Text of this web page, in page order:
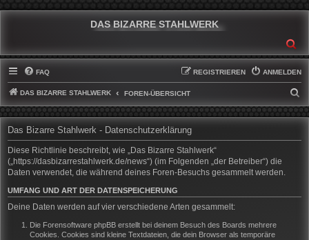
DAS BIZARRE STAHLWERK
FAQ ANMELDEN
REGISTRIEREN
DAS BIZARRE STAHLWERK FOREN-ÜBERSICHT
U
H
Das Bizarre Stahlwerk - Datenschutzerklärung
Diese Richtlinie beschreibt, wie „Das Bizarre Stahlwerk“
(„https://dasbizarrestahlwerk.de/news“) (im Folgenden „der Betreiber“) die
Daten verwendet, die während deines Foren-Besuchs gesammelt werden.
UMFANG UND ART DER DATENSPEICHERUNG
Deine Daten werden auf vier verschiedene Arten gesammelt:
Die Forensoftware phpBB erstellt bei deinem Besuch des Boards mehrere
Cookies. Cookies sind kleine Textdateien, die dein Browser als temporäre